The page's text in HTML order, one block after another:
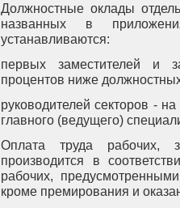
Должностные оклады
названных в
устанавливаются:
первых заместителей и
процентов ниже
руководителей секторов -
главного (ведущего)
Оплата труда рабочих,
производится в
рабочих,
кроме премирования и